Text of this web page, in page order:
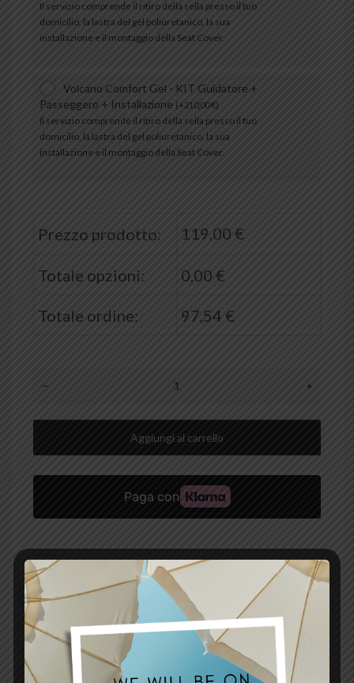
Il servizio comprende il ritiro della sella presso il tuo
domicilio, la lastra del gel poliuretanico, la sua
installazione e il montaggio della Seat Cover.
Volcano Comfort Gel - KIT Guidatore +
Passeggero + Installazione (+210,00€)
Il servizio comprende il ritiro della sella presso il tuo
domicilio, la lastra del gel poliuretanico, la sua
installazione e il montaggio della Seat Cover.
Prezzo prodotto: 119,00 €
Totale opzioni: 0,00 €
Totale ordine: 97,54 €
Aggiungi al carrello
Aggiungi al confronto
Aggiungi ai preferiti
TI PIACEREBBE PERSONALIZZARE ANCORA DI PIÙ LA
TUA SEAT COVER?